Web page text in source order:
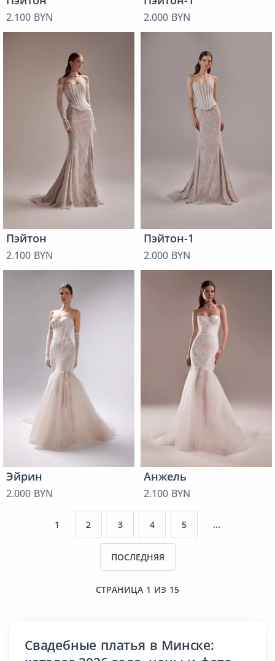
2.100 BYN 2.000 BYN
Пэйтон
2.100 BYN
Пэйтон-1
2.000 BYN
Эйрин
2.000 BYN
Анжель
2.100 BYN
1 2 3 4 5 ...
ПОСЛЕДНЯЯ
СТРАНИЦА 1 ИЗ 15
Свадебные платья в Минске: